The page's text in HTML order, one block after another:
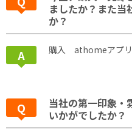
ましたか？また当
か？
購入 athomeアプリ
当社の第一印象・
いかがでしたか？